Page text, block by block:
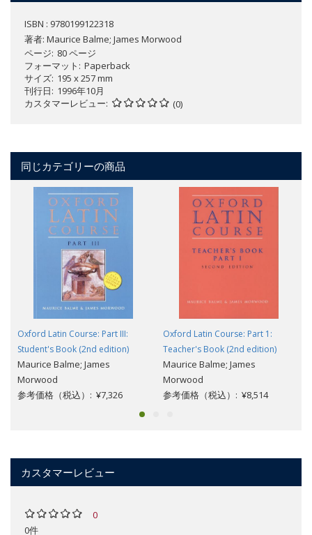
ISBN : 9780199122318
著者: Maurice Balme; James Morwood
ページ 80 ページ
フォーマット
Paperback
サイズ 195 x 257 mm
刊行日
1996年10月
カスタマーレビュー
(0)
同じカテゴリーの商品
Oxford Latin Course: Part III:
Student's Book (2nd edition)
Maurice Balme; James
Morwood
参考価格（税込）: ¥7,326
Oxford Latin Course: Part 1:
Teacher's Book (2nd edition)
Maurice Balme; James
Morwood
参考価格（税込）: ¥8,514
カスタマーレビュー
0
0件